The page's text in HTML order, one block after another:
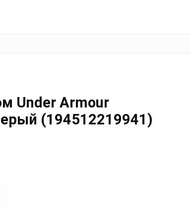
Under Armour
(194512219941)